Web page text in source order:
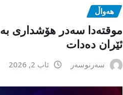
هەواڵ
موقتەدا سەدر هۆشداری بە
ئێران دەدات
سەرنوسەر ئاب 2, 2026